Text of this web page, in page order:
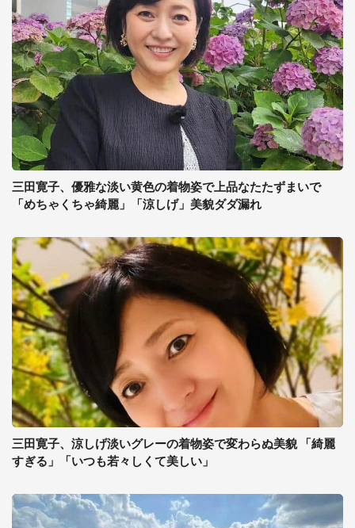
三田寛子、優雅な淡い黄色の着物姿で上品なたたずまいで
「めちゃくちゃ綺麗」「涼しげ」美貌ダダ漏れ
三田寛子、涼しげ淡いグレーの着物姿で変わらぬ美貌 「綺麗
すぎる」「いつも若々しくて美しい」